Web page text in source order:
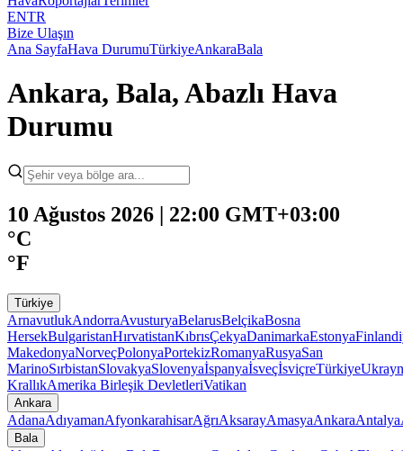
ENTR
Bize Ulaşın
Ana SayfaHava DurumuTürkiyeAnkaraBala
Ankara, Bala, Abazlı Hava
Durumu
10 Ağustos 2026 | 22:00 GMT+03:00
°C
°F
Türkiye
ArnavutlukAndorraAvusturyaBelarusBelçikaBosna
HersekBulgaristanHırvatistanKıbrısÇekyaDanimarkaEstonya
MakedonyaNorveçPolonyaPortekizRomanyaRusyaSan
MarinoSırbistanSlovakyaSlovenyaİspanyaİsveçİsviçreTürkiye
KrallıkAmerika Birleşik DevletleriVatikan
Ankara
AdanaAdıyamanAfyonkarahisarAğrıAksarayAmasyaAnkaraAntalya
Bala